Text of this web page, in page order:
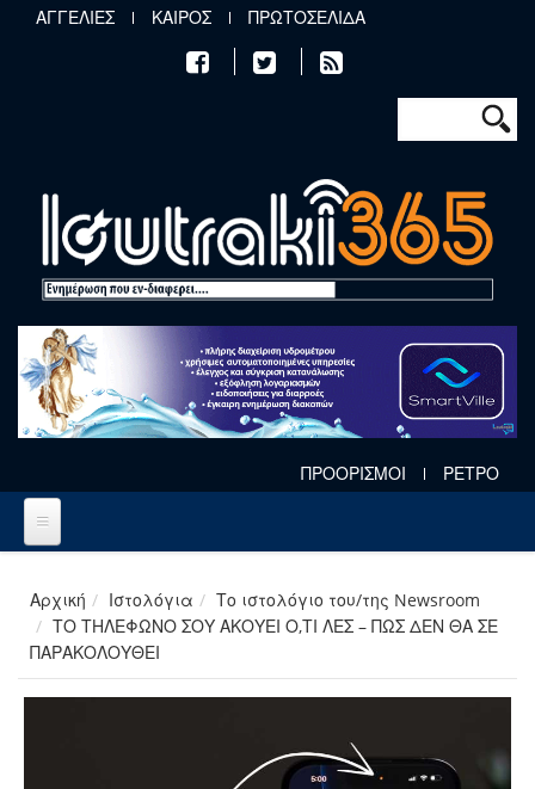
Παράκαμψη προς το κυρίως περιεχόμενο
ΑΓΓΕΛΙΕΣ ΚΑΙΡΟΣ ΠΡΩΤΟΣΕΛΙΔΑ
Φόρμα
Αναζήτηση
ΠΡΟΟΡΙΣΜΟΙ ΡΕΤΡΟ
Αρχική Ιστολόγια
Το ιστολόγιο του/της Newsroom
ΤΟ ΤΗΛΕΦΩΝΟ ΣΟΥ ΑΚΟΥΕΙ Ο,ΤΙ ΛΕΣ – ΠΩΣ ΔΕΝ ΘΑ ΣΕ
ΠΑΡΑΚΟΛΟΥΘΕΙ